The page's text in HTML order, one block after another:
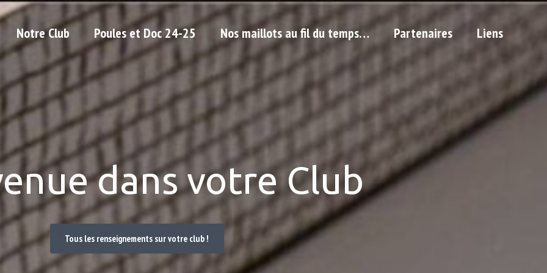
Notre Club Poules et Doc 24-25 Nos maillots au fil du temps… Partenaires Liens
dans votre Club
Tous les renseignements sur votre club !